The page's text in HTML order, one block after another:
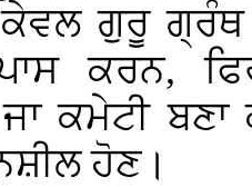
ਗੁਰੂ ਗ੍ਰੰਥ
ਕਰਨ,
ਕਮੇਟੀ
ਹੋਣ।